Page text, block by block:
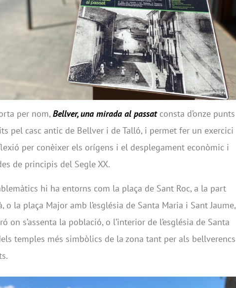
per nom, Bellver, una mirada al passat consta d’onze punts
pel casc antic de Bellver i de Talló, i permet fer un exercici
per conèixer els orígens i el desplegament econòmic i
de principis del Segle XX.
hi ha entorns com la plaça de Sant Roc, a la part
o la plaça Major amb l’església de Santa Maria i Sant Jaume,
on s’assenta la població, o l’interior de l’església de Santa
temples més simbòlics de la zona tant per als bellverencs